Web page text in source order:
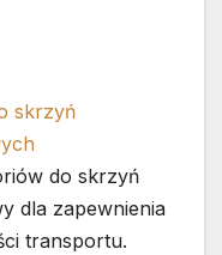
skrzyń
do skrzyń
dla zapewnienia
transportu.